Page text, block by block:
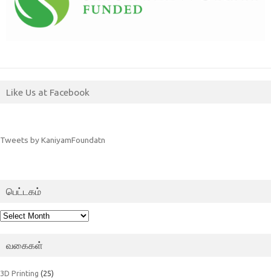
Like Us at Facebook
Tweets by KaniyamFoundatn
பெட்டகம்
பெட்டகம்
வகைகள்
3D Printing (25)